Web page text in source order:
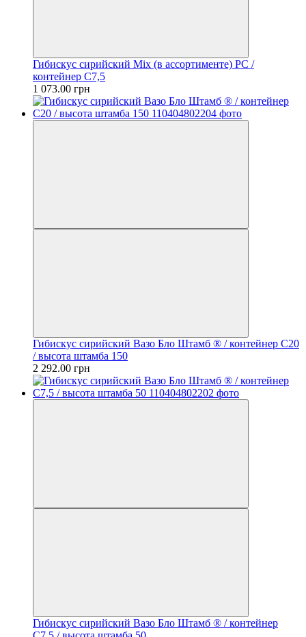
Гибискус сирийский Mix (в ассортименте) PC /
контейнер C7,5
1 073.00 грн
Гибискус сирийский Вазо Бло Штамб ® / контейнер C20
/ высота штамба 150
2 292.00 грн
Гибискус сирийский Вазо Бло Штамб ® / контейнер